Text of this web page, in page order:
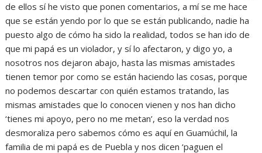
de ellos sí he visto que ponen comentarios, a mí se me hace
que se están yendo por lo que se están publicando, nadie ha
puesto algo de cómo ha sido la realidad, todos se han ido de
que mi papá es un violador, y sí lo afectaron, y digo yo, a
nosotros nos dejaron abajo, hasta las mismas amistades
tienen temor por como se están haciendo las cosas, porque
no podemos descartar con quién estamos tratando, las
mismas amistades que lo conocen vienen y nos han dicho
‘tienes mi apoyo, pero no me metan’, eso la verdad nos
desmoraliza pero sabemos cómo es aquí en Guamúchil, la
familia de mi papá es de Puebla y nos dicen ‘paguen el